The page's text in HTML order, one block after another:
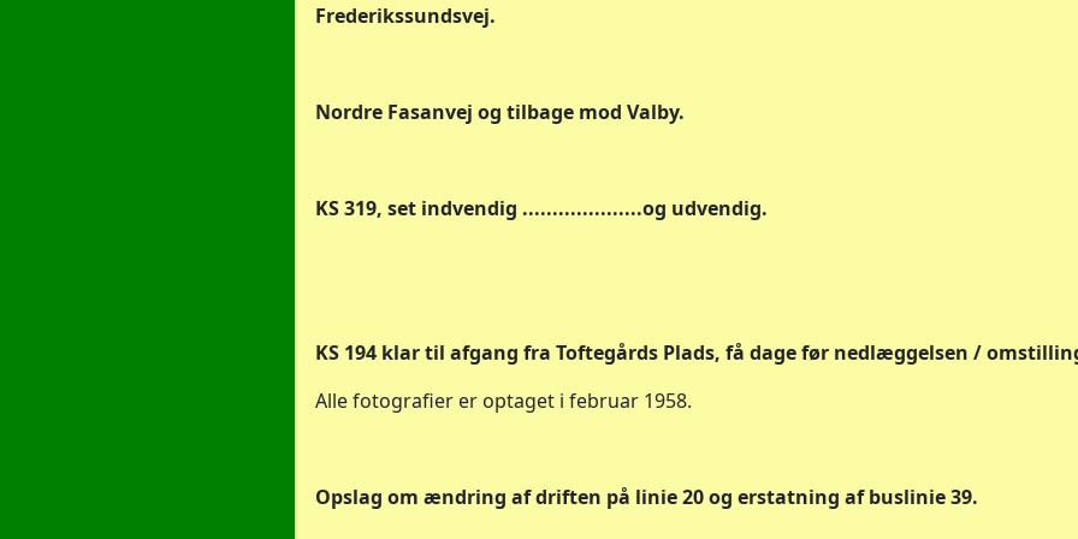
Frederikssundsvej.
Nordre Fasanvej og tilbage mod Valby.
KS 319, set indvendig ....................og udvendig.
KS 194 klar til afgang fra Toftegårds Plads, få dage før nedlæggelsen /
Alle fotografier er optaget i februar 1958.
Opslag om ændring af driften på linie 20 og erstatning af buslinie 39.